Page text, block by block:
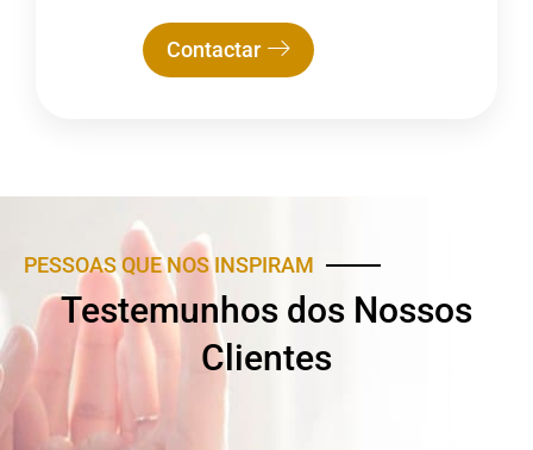
Contactar
PESSOAS QUE NOS INSPIRAM
Testemunhos dos Nossos
Clientes